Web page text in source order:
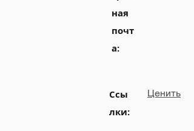
ная
почт
а:
Ссы
лки:
Ценить